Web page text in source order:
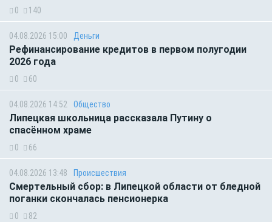
0 140
04.08.2026 15:00 Деньги
Рефинансирование кредитов в первом полугодии
2026 года
0 60
04.08.2026 14:52 Общество
Липецкая школьница рассказала Путину о
спасённом храме
0 66
04.08.2026 13:48 Происшествия
Смертельный сбор: в Липецкой области от бледной
поганки скончалась пенсионерка
0 82